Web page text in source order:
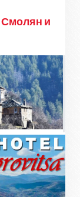
Смолян и